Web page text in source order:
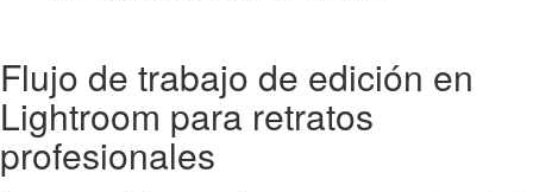
Flujo de trabajo de edición en
Lightroom para retratos
profesionales